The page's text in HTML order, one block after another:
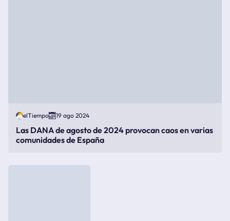
elTiempo 19 ago 2024
Las DANA de agosto de 2024 provocan caos en varias
comunidades de España